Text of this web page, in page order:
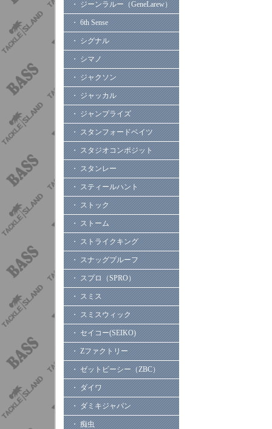
・ ジーンラルー（GeneLarew）
・ 6th Sense
・ シグナル
・ シマノ
・ ジャクソン
・ ジャッカル
・ ジャンプライズ
・ スタンフォードベイツ
・ スタジオコンポジット
・ スタンレー
・ スティールハント
・ ストック
・ ストーム
・ ストライクキング
・ スナッグプルーフ
・ スプロ（SPRO）
・ スミス
・ スミスウィック
・ セイコー(SEIKO)
・ Zファクトリー
・ ゼットビーシー（ZBC）
・ ダイワ
・ ダミキジャパン
・ 痴虫